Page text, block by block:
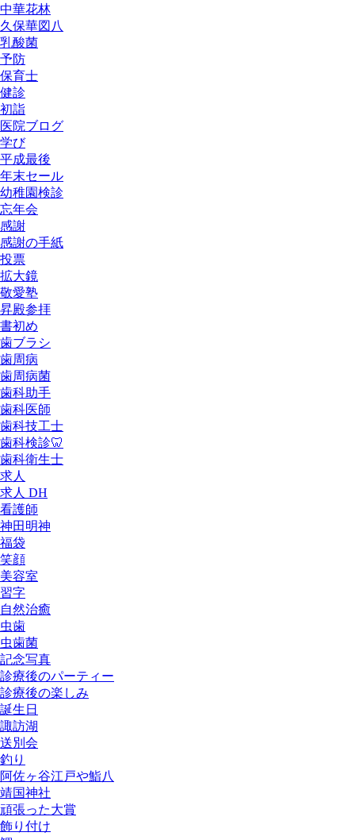
中華花林
久保華図八
乳酸菌
予防
保育士
健診
初詣
医院ブログ
学び
平成最後
年末セール
幼稚園検診
忘年会
感謝
感謝の手紙
投票
拡大鏡
敬愛塾
昇殿参拝
書初め
歯ブラシ
歯周病
歯周病菌
歯科助手
歯科医師
歯科技工士
歯科検診🦷
歯科衛生士
求人
求人 DH
看護師
神田明神
福袋
笑顔
美容室
習字
自然治癒
虫歯
虫歯菌
記念写真
診療後のパーティー
診療後の楽しみ
誕生日
諏訪湖
送別会
釣り
阿佐ヶ谷江戸や鮨八
靖国神社
頑張った大賞
飾り付け